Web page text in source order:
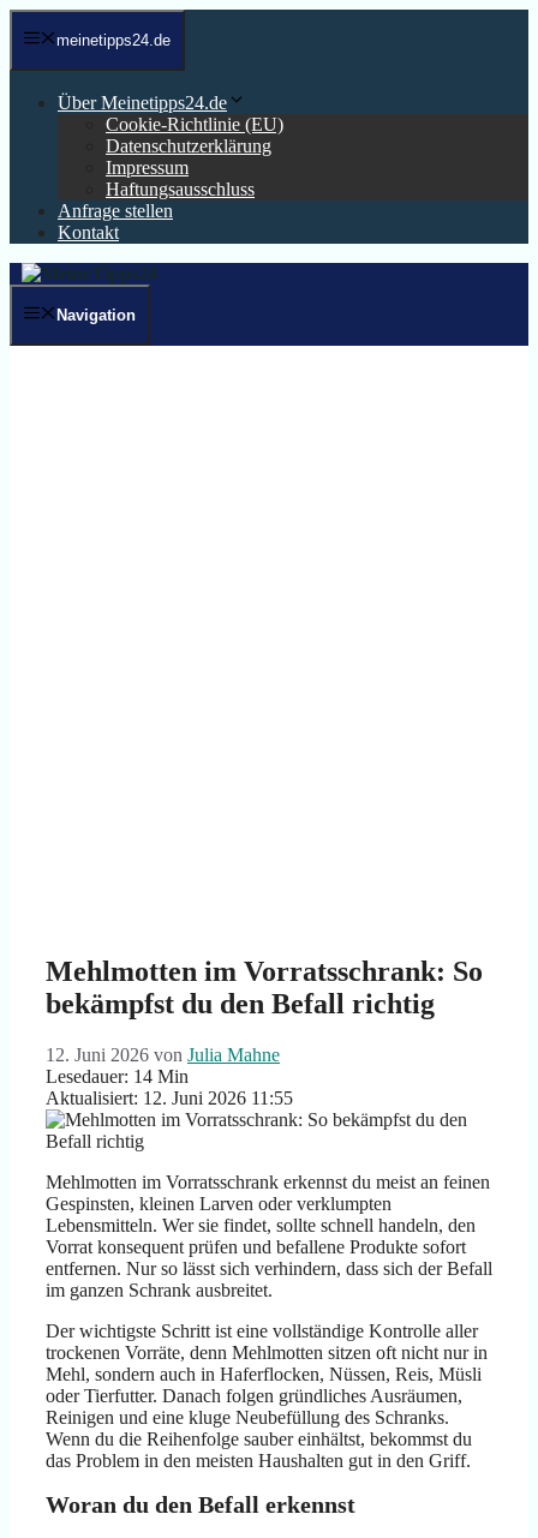
Zum
Inhalt meinetipps24.de
Über Meinetipps24.de
Cookie-Richtlinie (EU)
Datenschutzerklärung
Impressum
Haftungsausschluss
Anfrage stellen
Kontakt
Navigation
Mehlmotten im Vorratsschrank: So
bekämpfst du den Befall richtig
12. Juni 2026 von Julia Mahne
Lesedauer: 14 Min
Aktualisiert: 12. Juni 2026 11:55
Mehlmotten im Vorratsschrank erkennst du meist an feinen
Gespinsten, kleinen Larven oder verklumpten
Lebensmitteln. Wer sie findet, sollte schnell handeln, den
Vorrat konsequent prüfen und befallene Produkte sofort
entfernen. Nur so lässt sich verhindern, dass sich der Befall
im ganzen Schrank ausbreitet.
Der wichtigste Schritt ist eine vollständige Kontrolle aller
trockenen Vorräte, denn Mehlmotten sitzen oft nicht nur in
Mehl, sondern auch in Haferflocken, Nüssen, Reis, Müsli
oder Tierfutter. Danach folgen gründliches Ausräumen,
Reinigen und eine kluge Neubefüllung des Schranks.
Wenn du die Reihenfolge sauber einhältst, bekommst du
das Problem in den meisten Haushalten gut in den Griff.
Woran du den Befall erkennst